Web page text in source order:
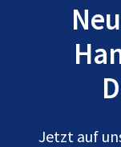
Jetzt auf